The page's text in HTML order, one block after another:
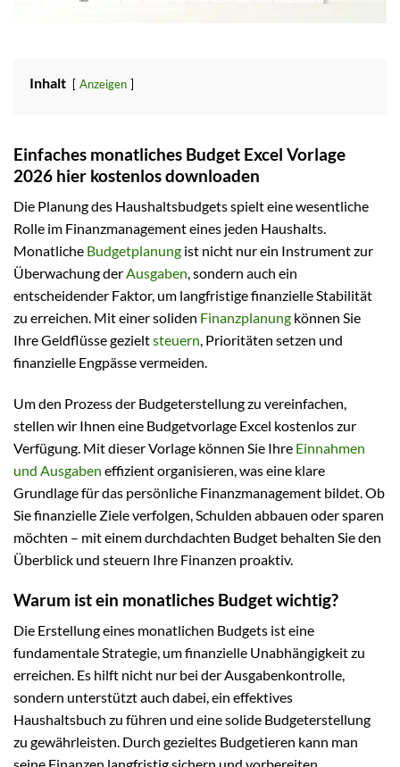
Inhalt Anzeigen
Einfaches monatliches Budget Excel Vorlage
2026 hier kostenlos downloaden
Die Planung des Haushaltsbudgets spielt eine wesentliche
Rolle im Finanzmanagement eines jeden Haushalts.
Monatliche Budgetplanung ist nicht nur ein Instrument zur
Überwachung derAusgaben, sondern auch ein
entscheidender Faktor, um langfristige finanzielle Stabilität
zu erreichen. Mit einer soliden Finanzplanung können Sie
Ihre Geldflüsse gezieltsteuern, Prioritäten setzen und
finanzielle Engpässe vermeiden.
Um den Prozess der Budgeterstellung zu vereinfachen,
stellen wir Ihnen eine Budgetvorlage Excel kostenlos zur
Verfügung. Mit dieser Vorlage können Sie Ihre Einnahmen
und Ausgaben effizient organisieren, was eine klare
Grundlage für das persönliche Finanzmanagement bildet. Ob
Sie finanzielle Ziele verfolgen, Schulden abbauen oder sparen
möchten – mit einem durchdachten Budget behalten Sie den
Überblick und steuern Ihre Finanzen proaktiv.
Warum ist ein monatliches Budget wichtig?
Die Erstellung eines monatlichen Budgets ist eine
fundamentale Strategie, um finanzielle Unabhängigkeit zu
erreichen. Es hilft nicht nur bei der Ausgabenkontrolle,
sondern unterstützt auch dabei, ein effektives
Haushaltsbuch zu führen und eine solide Budgeterstellung
zu gewährleisten. Durch gezieltes Budgetieren kann man